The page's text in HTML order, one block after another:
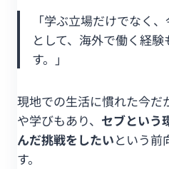
「学ぶ立場だけでなく
として、海外で働く経
す。」
現地での生活に慣れた今だ
や学びもあり、 セブという
んだ挑戦をしたいという前
す。